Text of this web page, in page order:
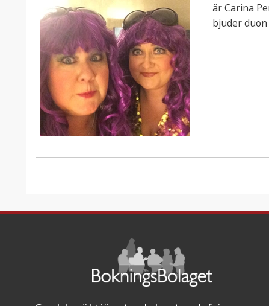
är Carina
bjuder